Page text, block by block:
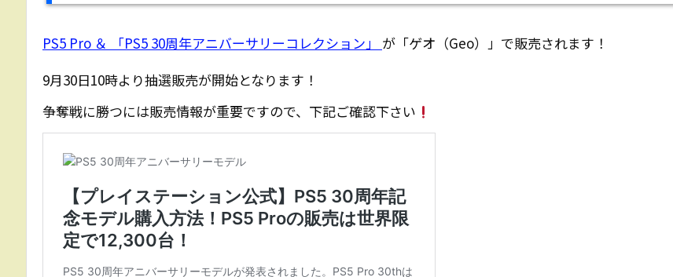
PS5 Pro ＆ 「PS5 30周年アニバーサリーコレクション」 が「ゲオ（Geo）」で販売されます！
9月30日10時より抽選販売が開始となります！
争奪戦に勝つには販売情報が重要ですので、下記ご確認下さい